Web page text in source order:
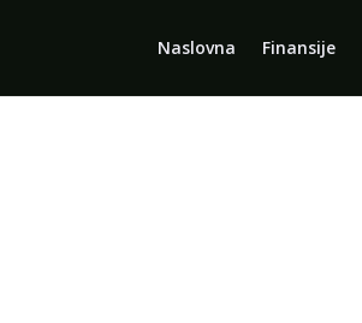
Naslovna Finansije